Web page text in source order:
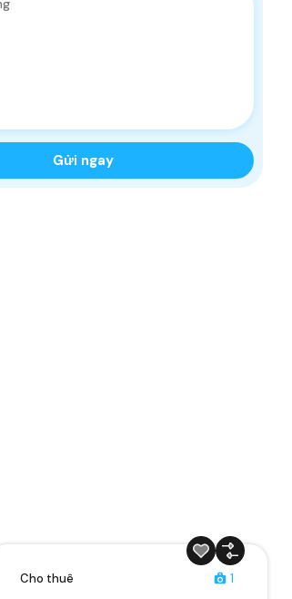
Cho thuê 1